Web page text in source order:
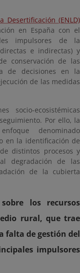
Desertificación (ENLD)
en España con el
impulsores de la
e indirectas) y
conservación de las
de decisiones en la
de las medidas
socio-ecosistémicas
Por ello, la
denominado
en la identificación de
distintos procesos y
degradación de las
de la cubierta
los recursos
rural, que trae
falta de gestión del
impulsores